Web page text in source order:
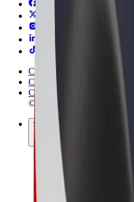
Conditions générales
Confidentialité
Cookies
© 2026 Bolt Technology OÜ
Services
Trajets
Trottinettes électriques
Bolt Market